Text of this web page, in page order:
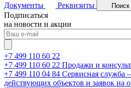
Документы
Реквизиты Поиск
Подписаться
на новости и акции
+7 499 110 60 22
+7 499 110 60 22 Продажи и
+7 499 110 04 84 Сервисная служба
действующих объектов и заявок на